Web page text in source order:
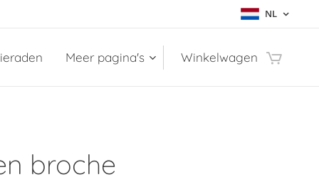
NL
Meer pagina's Winkelwagen
broche